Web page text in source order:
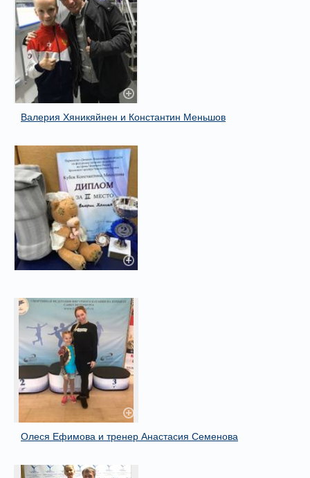
Валерия Хяникяйнен и Константин Меньшов
Олеся Ефимова и тренер Анастасия Семенова